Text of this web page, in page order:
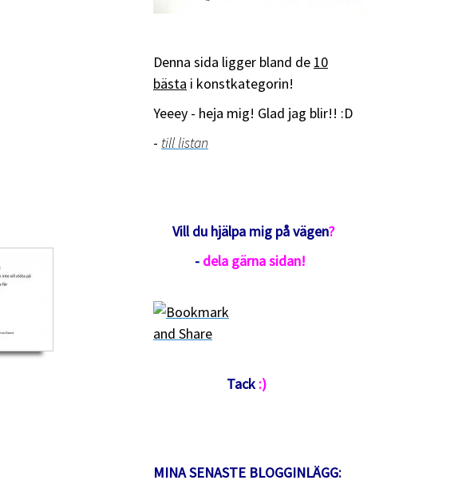
Denna sida ligger bland de 10
bästa i konstkategorin!
Yeeey - heja mig! Glad jag blir!! :D
- till listan
Vill du hjälpa mig på vägen?
- dela gärna sidan!
Tack :)
MINA SENASTE BLOGGINLÄGG: